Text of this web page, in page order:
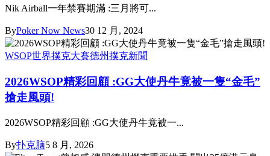
Nik Airball一年禁賽期滿 :三月將可...
ByPoker Now News30 12 月, 2024
WSOP世界撲克大賽德州撲克新聞
2026WSOP精彩回顧 :GG大使丹牛竟被一隻“金毛”
搶走風頭!
2026WSOP精彩回顧 :GG大使丹牛竟被一...
By扑克脑5 8 月, 2026